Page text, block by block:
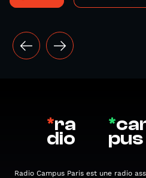
*ra
dio
*
pus
Radio Campus Paris est une radio